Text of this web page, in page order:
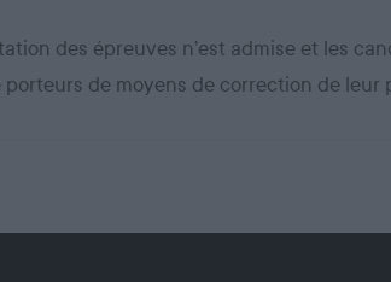
des épreuves n’est admise et les
porteurs de moyens de correction de leur